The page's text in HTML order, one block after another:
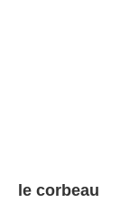
le corbeau